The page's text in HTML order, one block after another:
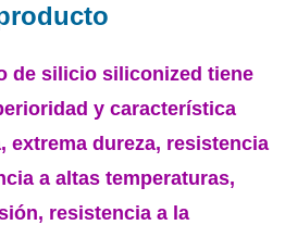
de silicio siliconized tiene
y característica
extrema dureza, resistencia
a altas temperaturas,
resistencia a la